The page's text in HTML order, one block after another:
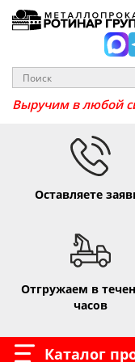
Выручим в любой _
Оставляете
Отгружаем в
часов
Каталог